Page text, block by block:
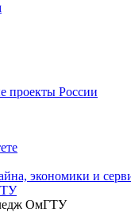
проекты России
экономики и
ОмГТУ